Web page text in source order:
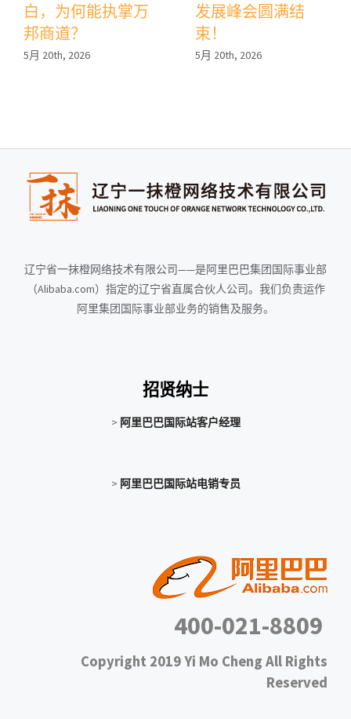
白，为何能执掌万
邦商道？
5月 20th, 2026
发展峰会圆满结
束！
5月 20th, 2026
辽宁省一抹橙网络技术有限公司——是阿里巴巴集团国际事业部
（Alibaba.com）指定的辽宁省直属合伙人公司。我们负责运作
阿里集团国际事业部业务的销售及服务。
招贤纳士
> 阿里巴巴国际站客户经理
> 阿里巴巴国际站电销专员
400-021-8809
Copyright 2019 Yi Mo Cheng All Rights
Reserved